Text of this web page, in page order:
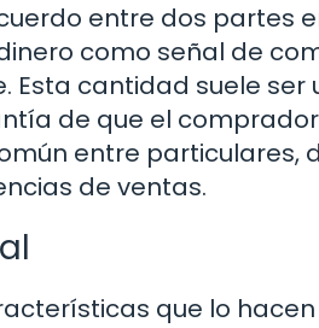
entre dos partes
como señal de
Esta cantidad suele
de que el
entre particulares,
de ventas.
que lo